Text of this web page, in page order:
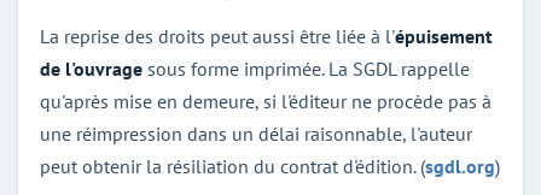
La reprise des droits peut aussi être liée à l'épuisement
de l'ouvrage sous forme imprimée. La SGDL rappelle
qu'après mise en demeure, si l'éditeur ne procède pas à
une réimpression dans un délai raisonnable, l'auteur
peut obtenir la résiliation du contrat d'édition. (sgdl.org)